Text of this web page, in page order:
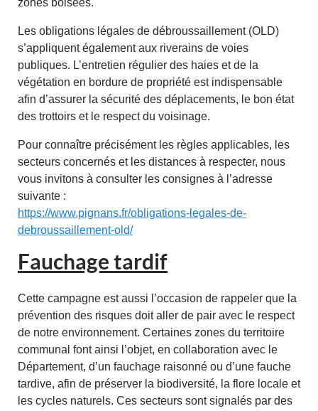
zones boisées.
Les obligations légales de débroussaillement (OLD)
s’appliquent également aux riverains de voies
publiques. L’entretien régulier des haies et de la
végétation en bordure de propriété est indispensable
afin d’assurer la sécurité des déplacements, le bon état
des trottoirs et le respect du voisinage.
Pour connaître précisément les règles applicables, les
secteurs concernés et les distances à respecter, nous
vous invitons à consulter les consignes à l’adresse
suivante :
https://www.pignans.fr/obligations-legales-de-
debroussaillement-old/
Fauchage tardif
Cette campagne est aussi l’occasion de rappeler que la
prévention des risques doit aller de pair avec le respect
de notre environnement. Certaines zones du territoire
communal font ainsi l’objet, en collaboration avec le
Département, d’un fauchage raisonné ou d’une fauche
tardive, afin de préserver la biodiversité, la flore locale et
les cycles naturels. Ces secteurs sont signalés par des